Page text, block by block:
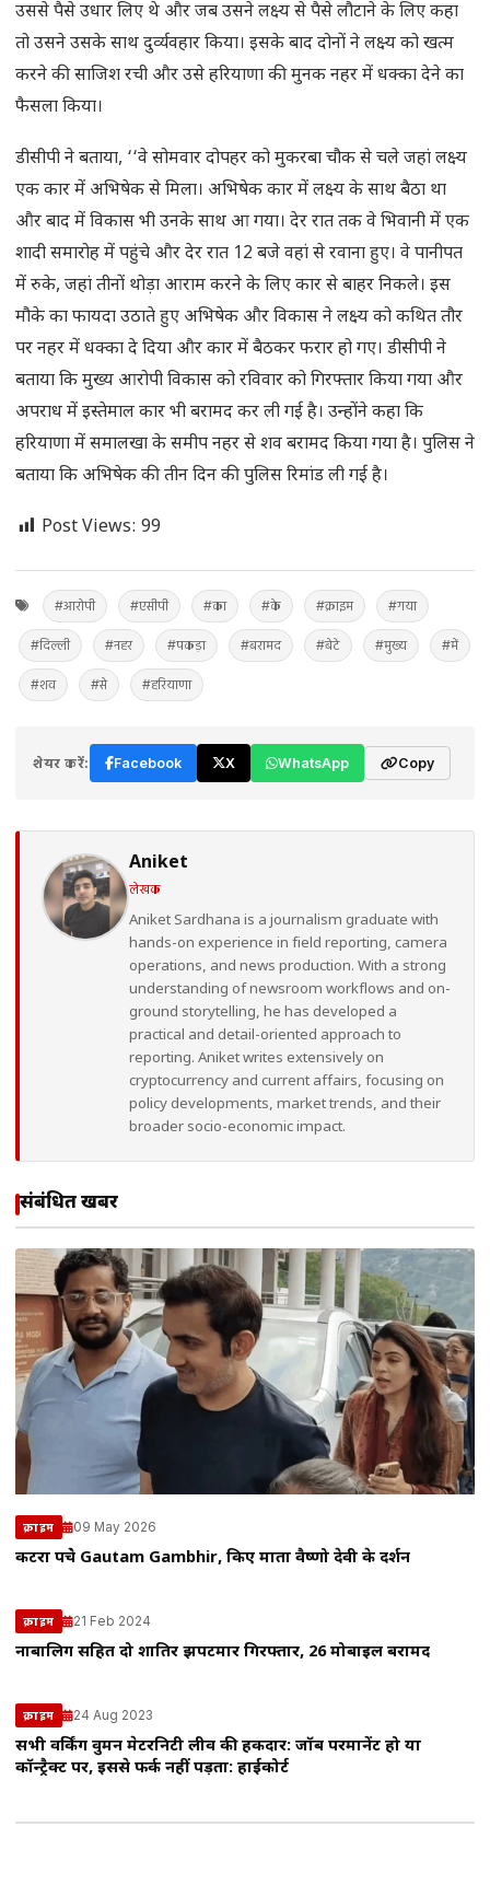
उससे पैसे उधार लिए थे और जब उसने लक्ष्य से पैसे लौटाने के लिए कहा
तो उसने उसके साथ दुर्व्यवहार किया। इसके बाद दोनों ने लक्ष्य को खत्म
करने की साजिश रची और उसे हरियाणा की मुनक नहर में धक्का देने का
फैसला किया।
डीसीपी ने बताया, ‘‘वे सोमवार दोपहर को मुकरबा चौक से चले जहां लक्ष्य
एक कार में अभिषेक से मिला। अभिषेक कार में लक्ष्य के साथ बैठा था
और बाद में विकास भी उनके साथ आ गया। देर रात तक वे भिवानी में एक
शादी समारोह में पहुंचे और देर रात 12 बजे वहां से रवाना हुए। वे पानीपत
में रुके, जहां तीनों थोड़ा आराम करने के लिए कार से बाहर निकले। इस
मौके का फायदा उठाते हुए अभिषेक और विकास ने लक्ष्य को कथित तौर
पर नहर में धक्का दे दिया और कार में बैठकर फरार हो गए। डीसीपी ने
बताया कि मुख्य आरोपी विकास को रविवार को गिरफ्तार किया गया और
अपराध में इस्तेमाल कार भी बरामद कर ली गई है। उन्होंने कहा कि
हरियाणा में समालखा के समीप नहर से शव बरामद किया गया है। पुलिस ने
बताया कि अभिषेक की तीन दिन की पुलिस रिमांड ली गई है।
Post Views: 99
#आरोपी #एसीपी #का #के #क्राइम #गया
#दिल्ली #नहर #पकड़ा #बरामद #बेटे #मुख्य #में
#शव #से #हरियाणा
शेयर करें: Facebook X WhatsApp Copy
Aniket
लेखक
Aniket Sardhana is a journalism graduate with
hands-on experience in field reporting, camera
operations, and news production. With a strong
understanding of newsroom workflows and on-
ground storytelling, he has developed a
practical and detail-oriented approach to
reporting. Aniket writes extensively on
cryptocurrency and current affairs, focusing on
policy developments, market trends, and their
broader socio-economic impact.
संबंधित खबरें
क्राइम 09 May 2026
कटरा पहुंचे Gautam Gambhir, किए माता वैष्णो देवी के दर्शन
क्राइम 21 Feb 2024
नाबालिग सहित दो शातिर झपटमार गिरफ्तार, 26 मोबाइल बरामद
क्राइम 24 Aug 2023
सभी वर्किंग वुमन मेटरनिटी लीव की हकदार: जॉब परमानेंट हो या
कॉन्ट्रैक्ट पर, इससे फर्क नहीं पड़ता: हाईकोर्ट